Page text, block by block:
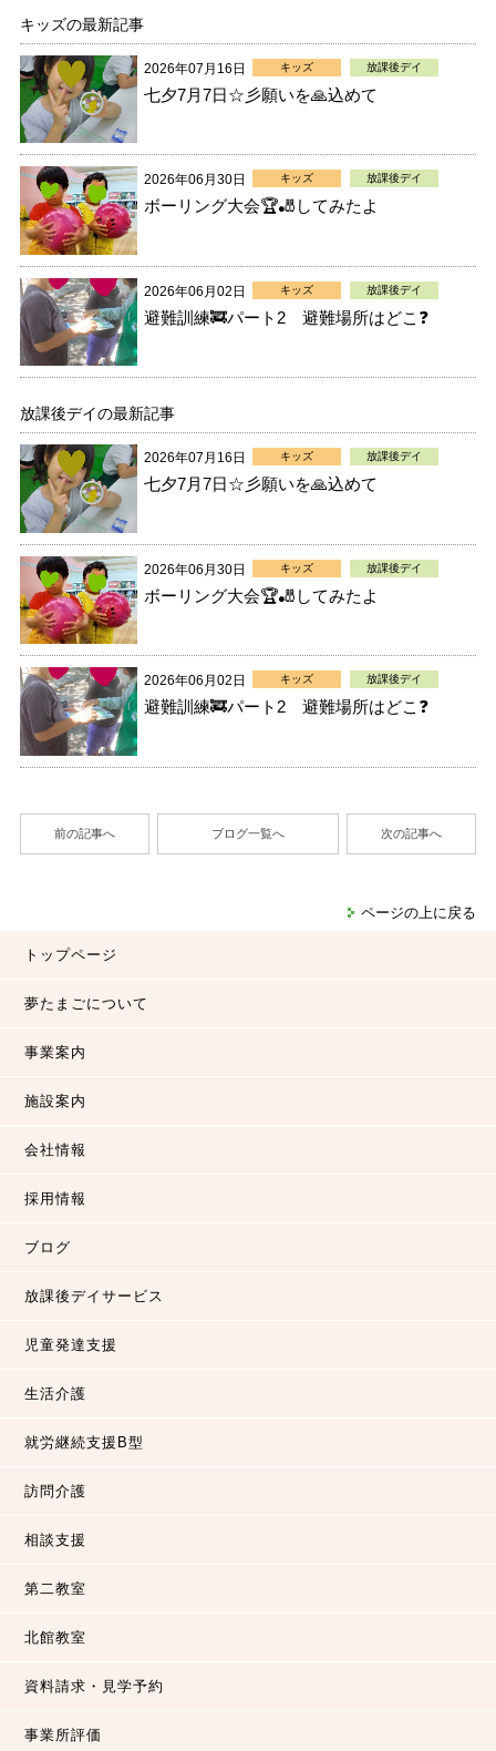
キッズの最新記事
2026年07月16日 キッズ 放課後デイ
七夕7月7日☆彡願いを🙏込めて
2026年06月30日 キッズ 放課後デイ
ボーリング大会🏆🎳してみたよ
2026年06月02日 キッズ 放課後デイ
避難訓練🚒パート2 避難場所はどこ❓
放課後デイの最新記事
2026年07月16日 キッズ 放課後デイ
七夕7月7日☆彡願いを🙏込めて
2026年06月30日 キッズ 放課後デイ
ボーリング大会🏆🎳してみたよ
2026年06月02日 キッズ 放課後デイ
避難訓練🚒パート2 避難場所はどこ❓
前の記事へ ブログ一覧へ 次の記事へ
ページの上に戻る
トップページ
夢たまごについて
事業案内
施設案内
会社情報
採用情報
ブログ
放課後デイサービス
児童発達支援
生活介護
就労継続支援B型
訪問介護
相談支援
第二教室
北館教室
資料請求・見学予約
事業所評価